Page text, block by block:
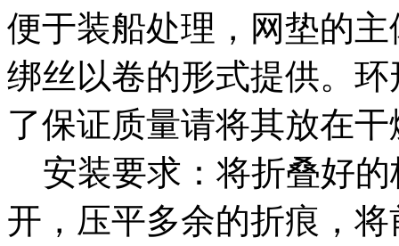
便于装船处理，网垫的
绑丝以卷的形式提供。
了保证质量请将其放在
安装要求：将折叠好的
开，压平多余的折痕，